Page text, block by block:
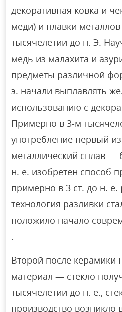
декоративная ковка и
меди) и плавки
тысячелетии до н. Э.
медь из малахита и
предметы различной
э. начали выплавлять
использованию с
Примерно в 3-м
употребление первый
металлический сплав —
н. е. изобретен способ
примерно в 3 ст. до н. е.
технология разливки
положило начало
.
Второй после керамики
материал — стекло
тысячелетии до н. е.,
производство возникло